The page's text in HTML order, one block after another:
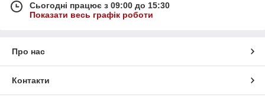
Сьогодні працює з 09:00 до 15:30
Показати весь графік роботи
Про нас
Контакти